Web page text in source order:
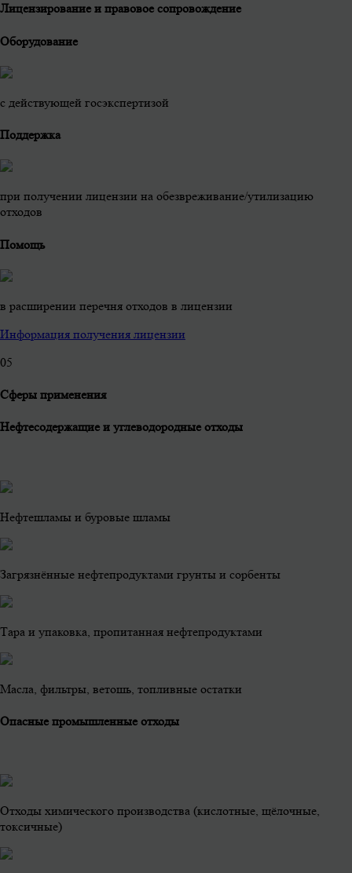
Лицензирование и правовое сопровождение
Оборудование
с действующей госэкспертизой
Поддержка
при получении лицензии на обезвреживание/утилизацию
отходов
Помощь
в расширении перечня отходов в лицензии
Информация получения лицензии
05
Сферы применения
Нефтесодержащие и углеводородные отходы
Нефтешламы и буровые шламы
Загрязнённые нефтепродуктами грунты и сорбенты
Тара и упаковка, пропитанная нефтепродуктами
Масла, фильтры, ветошь, топливные остатки
Опасные промышленные отходы
Отходы химического производства (кислотные, щёлочные,
токсичные)